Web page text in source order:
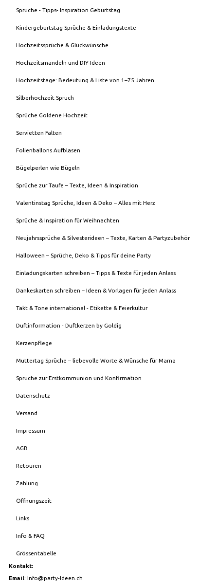
Spruche - Tipps- Inspiration Geburtstag
Kindergeburtstag Sprüche & Einladungstexte
Hochzeitssprüche & Glückwünsche
Hochzeitsmandeln und DIY-Ideen
Hochzeitstage: Bedeutung & Liste von 1–75 Jahren
Silberhochzeit Spruch
Sprüche Goldene Hochzeit
Servietten Falten
Folienballons Aufblasen
Bügelperlen wie Bügeln
Sprüche zur Taufe – Texte, Ideen & Inspiration
Valentinstag Sprüche, Ideen & Deko – Alles mit Herz
Sprüche & Inspiration für Weihnachten
Neujahrssprüche & Silvesterideen – Texte, Karten & Partyzubehör
Halloween – Sprüche, Deko & Tipps für deine Party
Einladungskarten schreiben – Tipps & Texte für jeden Anlass
Dankeskarten schreiben – Ideen & Vorlagen für jeden Anlass
Takt & Tone international - Etikette & Feierkultur
Duftinformation - Duftkerzen by Goldig
Kerzenpflege
Muttertag Sprüche – liebevolle Worte & Wünsche für Mama
Sprüche zur Erstkommunion und Konfirmation
Datenschutz
Versand
Impressum
AGB
Retouren
Zahlung
Öffnungszeit
Links
Info & FAQ
Grössentabelle
Kontakt:
Email: Info@party-Ideen.ch